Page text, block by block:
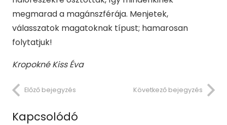
megmarad a magánszférája. Menjetek,
válasszatok magatoknak típust; hamarosan
folytatjuk!
Kropokné Kiss Éva
Előző bejegyzés Következő bejegyzés
Kapcsolódó